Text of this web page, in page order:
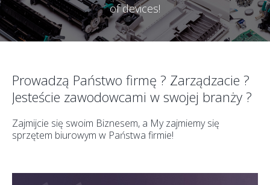
of devices!
Prowadzą Państwo firmę ? Zarządzacie ?
Jesteście zawodowcami w swojej branży ?
Zajmijcie się swoim Biznesem, a My zajmiemy się
sprzętem biurowym w Państwa firmie!